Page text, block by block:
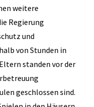
weitere
Regierung
und
von Stunden in
standen vor der
geschlossen sind.